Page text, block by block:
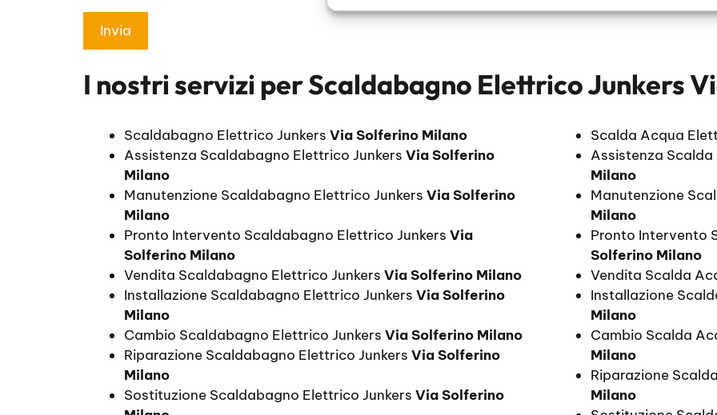
I nostri servizi perScaldabagno Elettrico Junkers
Scaldabagno Elettrico Junkers Via Solferino Milano
Assistenza Scaldabagno Elettrico Junkers Via Solferino
Milano
Manutenzione Scaldabagno Elettrico Junkers Via Solferino
Milano
Pronto Intervento Scaldabagno Elettrico Junkers Via
Solferino Milano
Vendita Scaldabagno Elettrico Junkers Via Solferino Milano
Installazione Scaldabagno Elettrico Junkers Via Solferino
Milano
Cambio Scaldabagno Elettrico Junkers Via Solferino Milano
Riparazione Scaldabagno Elettrico Junkers Via Solferino
Milano
Sostituzione Scaldabagno Elettrico Junkers Via Solferino
Scalda Acqua
Assistenza
Milano
Manutenzione
Milano
Pronto Intervento
Solferino Milano
Vendita Scalda
Installazione
Milano
Cambio Scalda
Milano
Riparazione
Milano